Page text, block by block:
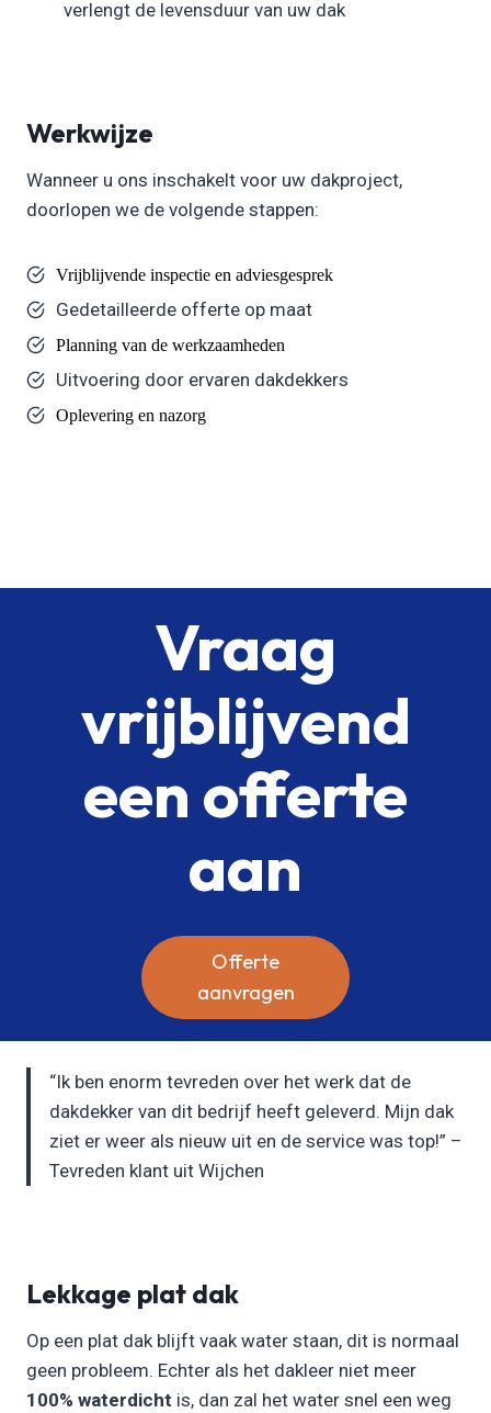
verlengt de levensduur van uw dak
Werkwijze
Wanneer u ons inschakelt voor uw dakproject,
doorlopen we de volgende stappen:
Vrijblijvende inspectie en adviesgesprek
Gedetailleerde offerte op maat
Planning van de werkzaamheden
Uitvoering door ervaren dakdekkers
Oplevering en nazorg
Vraag
vrijblijvend
een offerte
aan
Offerte
aanvragen
“Ik ben enorm tevreden over het werk dat de
dakdekker van dit bedrijf heeft geleverd. Mijn dak
ziet er weer als nieuw uit en de service was top!” –
Tevreden klant uit Wijchen
Lekkage plat dak
Op een plat dak blijft vaak water staan, dit is normaal
geen probleem. Echter als het dakleer niet meer
100% waterdicht is, dan zal het water snel een weg